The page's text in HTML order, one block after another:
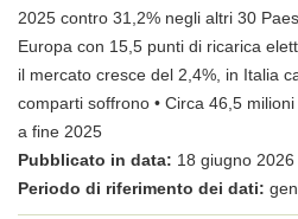
2025 contro 31,2% negli altri 30
Europa con 15,5 punti di ricarica
il mercato cresce del 2,4%, in Italia
comparti soffrono • Circa 46,5
a fine 2025
Pubblicato in data: 18 giugno 2026
Periodo di riferimento dei dati: